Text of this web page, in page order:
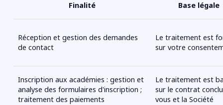
Finalité Base légale
Réception et gestion des demandes
de contact
Le traitement est
sur votre
Inscription aux académies : gestion et
analyse des formulaires d'inscription ;
traitement des paiements
Le traitement est
sur le contrat
vous et la Société